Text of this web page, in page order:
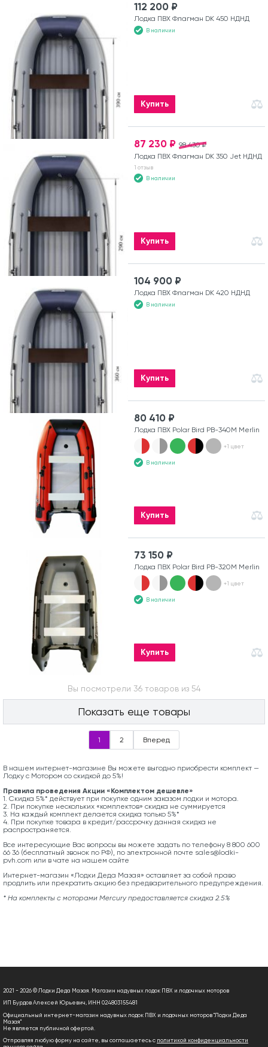
112 200 ₽
Лодка ПВХ Флагман DK 450 НДНД
В наличии
Купить
98 430 ₽
87 230 ₽
Лодка ПВХ Флагман DK 350 Jet НДНД
1 отзыв
В наличии
Купить
104 900 ₽
Лодка ПВХ Флагман DK 420 НДНД
В наличии
Купить
80 410 ₽
Лодка ПВХ Polar Bird PB-340M Merlin
+1 цвет
В наличии
Купить
73 150 ₽
Лодка ПВХ Polar Bird PB-320M Merlin
+1 цвет
В наличии
Купить
Вы посмотрели 36 товаров из 54
Показать еще товары
1 2 Вперед
В нашем интернет-магазине Вы можете выгодно приобрести комплект —
Лодку с Мотором со скидкой до 5%!
Правила проведения Акции «Комплектом дешевле»
1. Скидка 5%* действует при покупке одним заказом лодки и мотора.
2. При покупке нескольких «комплектов» скидка не суммируется
3. На каждый комплект делается скидка только 5%*
4. При покупке товара в кредит/рассрочку данная скидка не
распространяется.
Все интересующие Вас вопросы вы можете задать по телефону 8 800 600
66 36 (бесплатный звонок по РФ), по электронной почте sales@lodki-
pvh.com или в чате на нашем сайте
Интернет-магазин «Лодки Деда Мазая» оставляет за собой право
продлить или прекратить акцию без предварительного предупреждения.
* На комплекты с моторами Mercury предоставляется скидка 2.5%
2021 - 2026 © Лодки Деда Мазая. Магазин надувных лодок ПВХ и лодочных моторов
ИП Бурдов Алексей Юрьевич, ИНН 024803155481
Официальный интернет-магазин надувных лодок ПВХ и лодочных моторов "Лодки Деда
Мазая"
Не является публичной офертой.
Отправляя любую форму на сайте, вы соглашаетесь с политикой конфиденциальности